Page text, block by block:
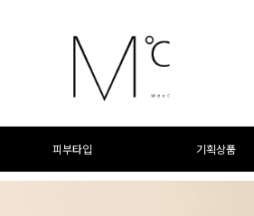
피부타입 기획상품